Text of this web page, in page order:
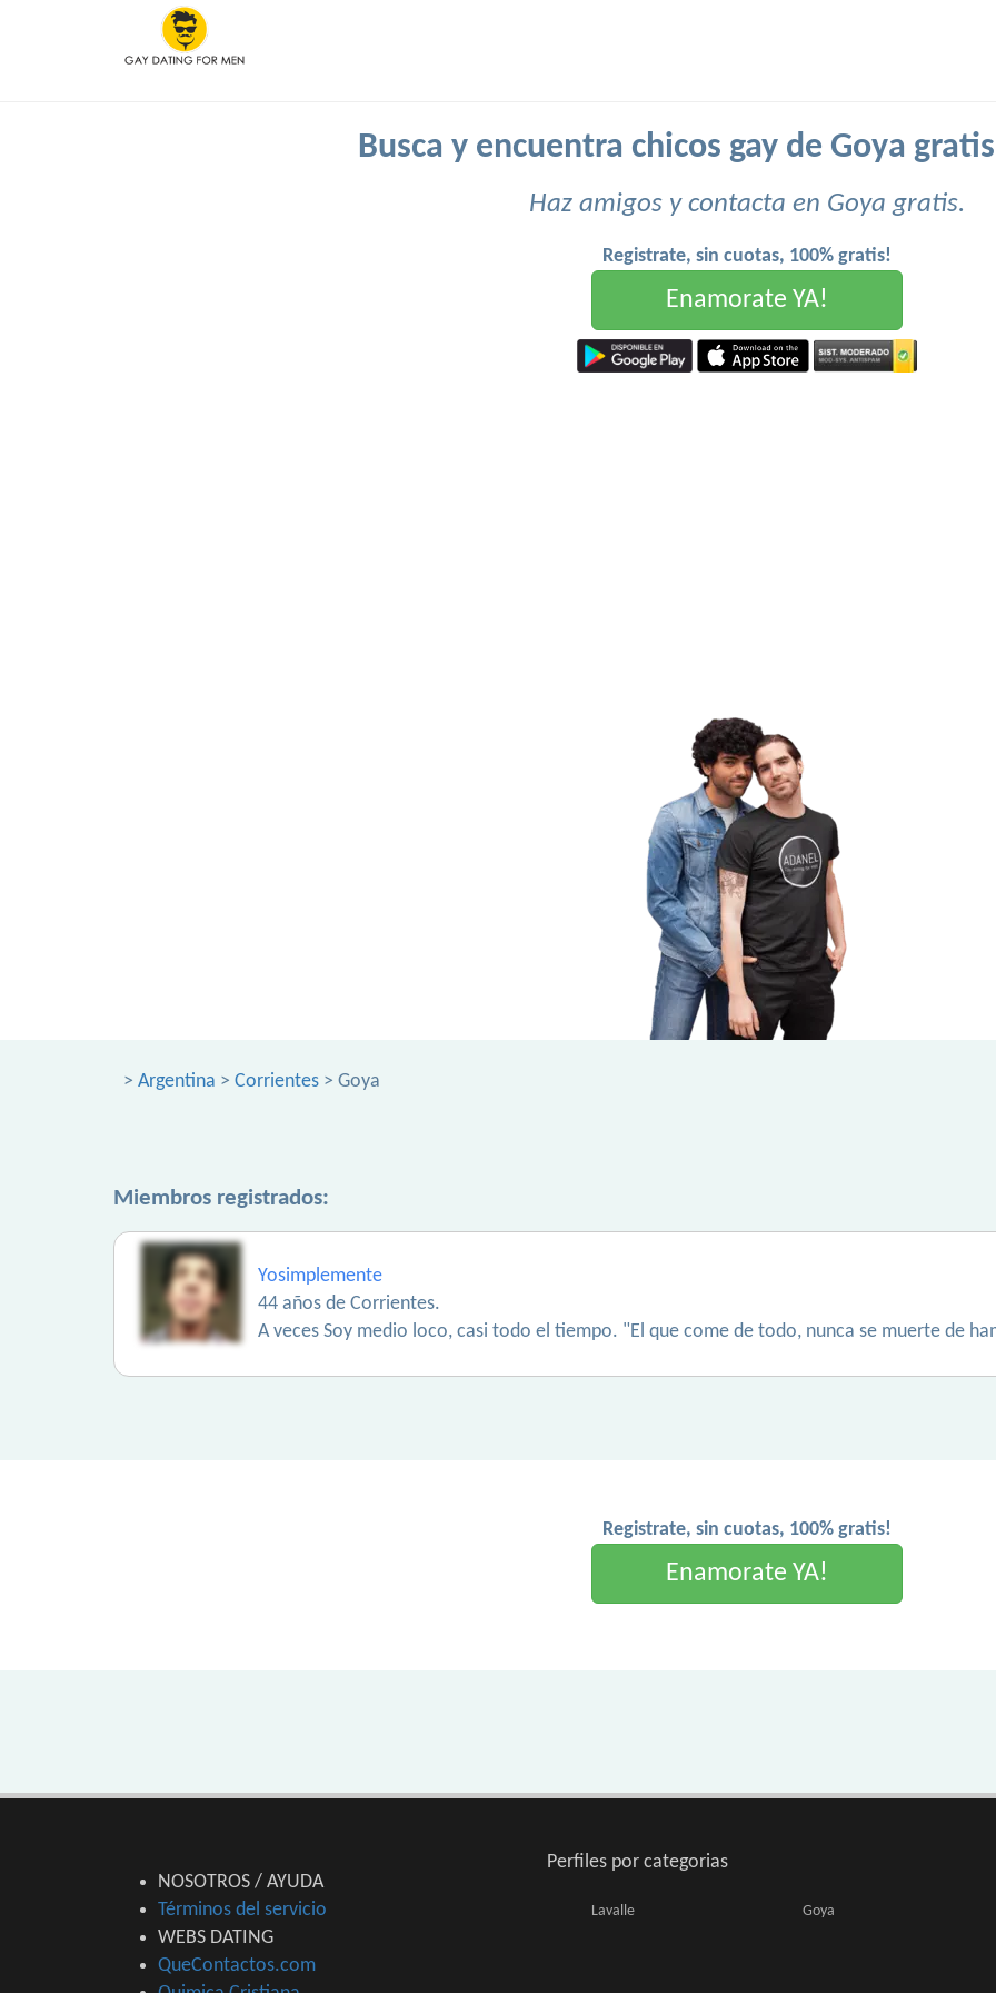
Busca y encuentra chicos gay de Goya
Haz amigos y contacta en Goya gratis.
Registrate, sin cuotas, 100% gratis!
Enamorate YA!
> Argentina > Corrientes > Goya
Miembros registrados:
Yosimplemente
44 años de Corrientes.
A veces Soy medio loco, casi todo el tiempo. "El que come de todo, nunca se muerte de
Registrate, sin cuotas, 100% gratis!
Enamorate YA!
NOSOTROS / AYUDA
Términos del servicio
WEBS DATING
QueContactos.com
Perfiles por categorias
Lavalle Goya